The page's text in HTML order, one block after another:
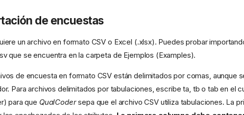
de encuestas
un archivo en formato CSV o Excel (.xlsx). Puedes probar
que se encuentra en la carpeta de Ejemplos (Examples).
de encuesta en formato CSV están delimitados por comas, aunque
Para archivos delimitados por tabulaciones, escribe ta, tb o tab en el
para que QualCodersepa que el archivo CSV utiliza tabulaciones. La